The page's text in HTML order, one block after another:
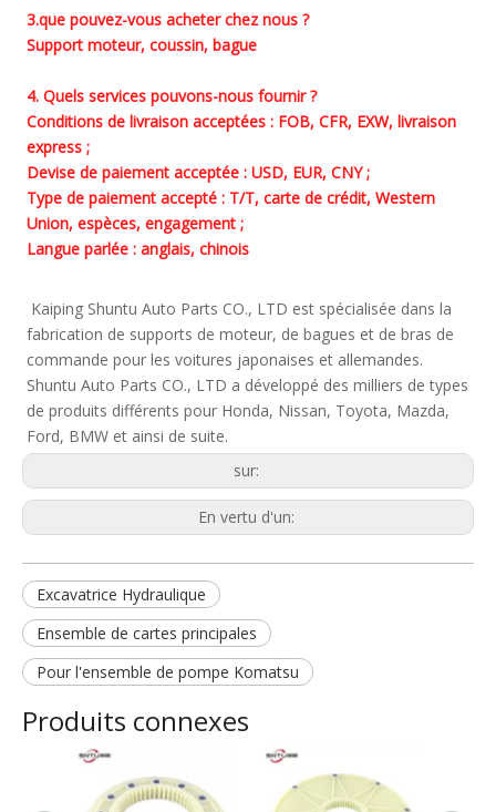
3.que pouvez-vous acheter chez nous ?
Support moteur, coussin, bague
4. Quels services pouvons-nous fournir ?
Conditions de livraison acceptées : FOB, CFR, EXW, livraison
express ;
Devise de paiement acceptée : USD, EUR, CNY ;
Type de paiement accepté : T/T, carte de crédit, Western
Union, espèces, engagement ;
Langue parlée : anglais, chinois
fabrication de supports de moteur, de bagues et de bras de
commande pour les voitures japonaises et allemandes.
Shuntu Auto Parts CO., LTD a développé des milliers de types
de produits différents pour Honda, Nissan, Toyota, Mazda,
Ford, BMW et ainsi de suite.
sur:
En vertu d'un:
Excavatrice Hydraulique
Ensemble de cartes principales
Pour l'ensemble de pompe Komatsu
Produits connexes